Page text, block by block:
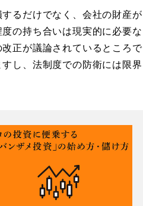
るだけでなく、会社の財産が
の持ち合いは現実的に必要な
正が議論されているところで
し、法制度での防衛には限界